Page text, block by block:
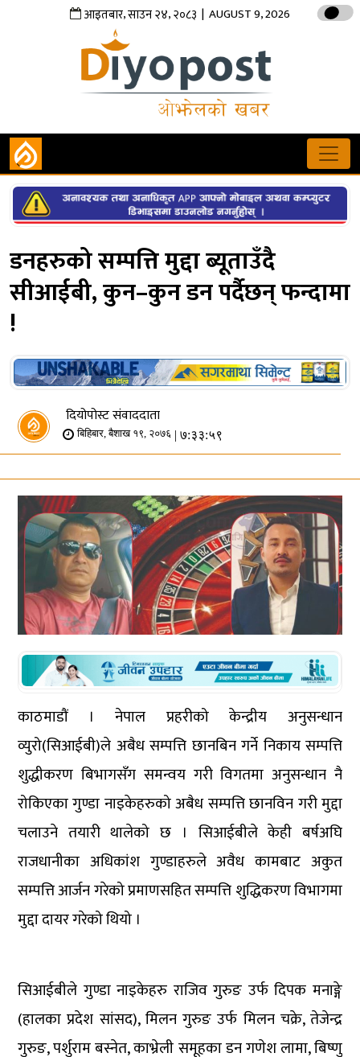
आइतबार,साउन२४,२०८३ | AUGUST 9, 2026
डनहरुको सम्पत्ति मुद्दा ब्यूताउँदै
सीआईबी, कुन–कुन डन पर्दैछन् फन्दामा
!
दियोपोस्ट संवाददाता
बिहिबार, बैशाख १९, २०७६ | ७:३३:५९
काठमाडौं । नेपाल प्रहरीको केन्द्रीय अनुसन्धान
व्युरो(सिआईबी)ले अबैध सम्पत्ति छानबिन गर्ने निकाय सम्पत्ति
शुद्धीकरण बिभागसँग समन्वय गरी विगतमा अनुसन्धान नै
रोकिएका गुण्डा नाइकेहरुको अबैध सम्पत्ति छानविन गरी मुद्दा
चलाउने तयारी थालेको छ । सिआईबीले केही बर्षअघि
राजधानीका अधिकांश गुण्डाहरुले अवैध कामबाट अकुत
सम्पत्ति आर्जन गरेको प्रमाणसहित सम्पत्ति शुद्धिकरण विभागमा
मुद्दा दायर गरेको थियो ।
सिआईबीले गुण्डा नाइकेहरु राजिव गुरुङ उर्फ दिपक मनाङ्गे
(हालका प्रदेश सांसद), मिलन गुरुङ उर्फ मिलन चक्रे, तेजेन्द्र
गुरुङ, पर्शुराम बस्नेत, काभ्रेली समूहका डन गणेश लामा, बिष्णु